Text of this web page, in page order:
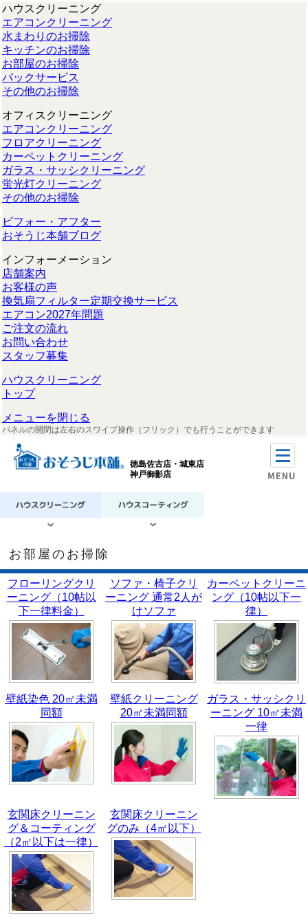
ハウスクリーニング
エアコンクリーニング
水まわりのお掃除
キッチンのお掃除
お部屋のお掃除
パックサービス
その他のお掃除
オフィスクリーニング
エアコンクリーニング
フロアクリーニング
カーペットクリーニング
ガラス・サッシクリーニング
蛍光灯クリーニング
その他のお掃除
ビフォー・アフター
おそうじ本舗ブログ
インフォーメーション
店舗案内
お客様の声
換気扇フィルター定期交換サービス
エアコン2027年問題
ご注文の流れ
お問い合わせ
スタッフ募集
ハウスクリーニング
トップ
メニューを閉じる
パネルの開閉は左右のスワイプ操作（フリック）でも行うことができます
徳島佐古店・城東店
神戸御影店
お部屋のお掃除
フローリングクリ
ーニング（10帖以
下一律料金）
ソファ・椅子クリ
ーニング 通常2人が
けソファ
カーペットクリーニ
ング（10帖以下一
律）
壁紙染色 20㎡未満
同額
壁紙クリーニング
20㎡未満同額
ガラス・サッシクリ
ーニング 10㎡未満
一律
玄関床クリーニン
グ＆コーティング
（2㎡以下は一律）
玄関床クリーニン
グのみ（4㎡以下）